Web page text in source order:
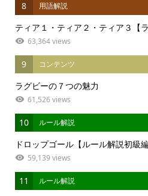
8 用語解説
ティア１・ティア２・ティア３【
63,364 views
9 コンテンツ
ラグビーの７つの魅力
61,526 views
10 ルール解説
ドロップゴール【ルール解説初級編
59,139 views
11 ルール解説